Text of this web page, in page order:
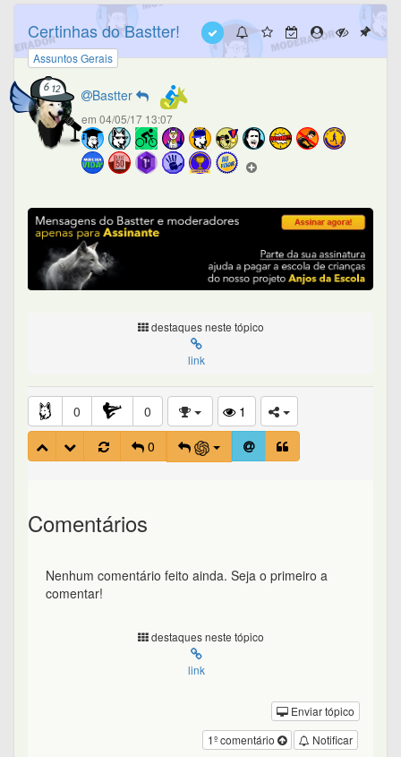
Certinhas do Bastter!
Assuntos Gerais
Bastter
em 04/05/17 13:07
destaques neste tópico
link
0 0
1
0
Comentários
Nenhum comentário feito ainda. Seja o primeiro a
comentar!
destaques neste tópico
link
Enviar tópico
Notificar
1º comentário